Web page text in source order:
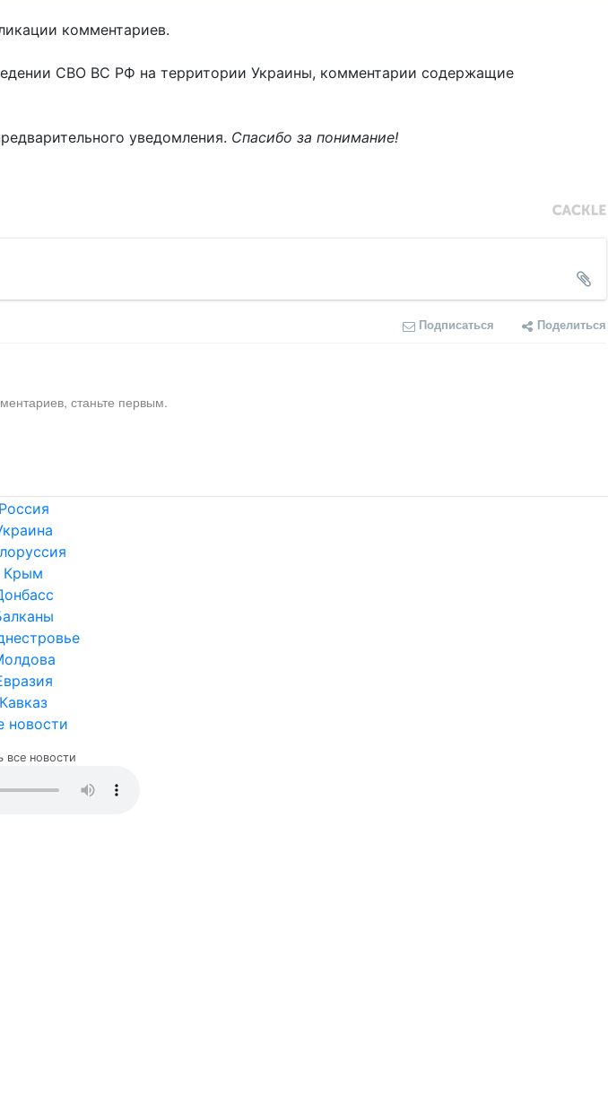
комментариев.
СВО ВС РФ на территории Украины, комментарии содержащие
уведомления. Спасибо за понимание!
Подписаться Поделиться
станьте первым.
Россия
Крым
Кавказ
новости
все новости